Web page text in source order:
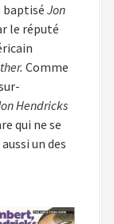
baptiséJon
le réputé
Comme
Hendricks
qui ne se
un des